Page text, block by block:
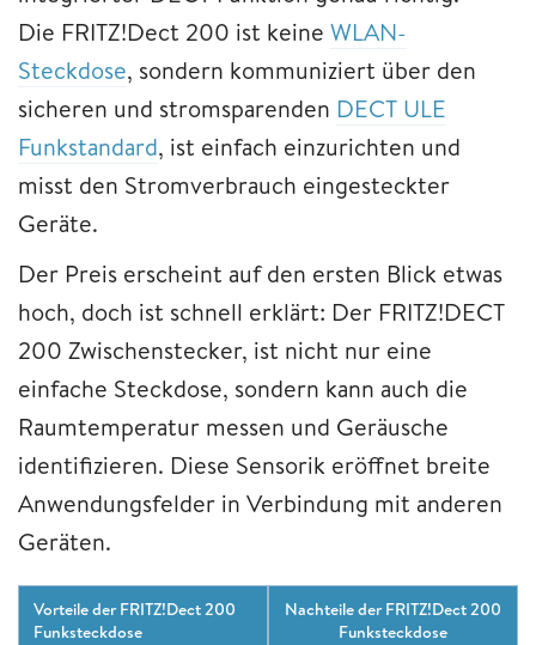
Die FRITZ!Dect 200 ist keine WLAN-
Steckdose, sondern kommuniziert über den
sicheren und stromsparenden DECT ULE
Funkstandard, ist einfach einzurichten und
misst den Stromverbrauch eingesteckter
Geräte.
Der Preis erscheint auf den ersten Blick etwas
hoch, doch ist schnell erklärt: Der FRITZ!DECT
200 Zwischenstecker, ist nicht nur eine
einfache Steckdose, sondern kann auch die
Raumtemperatur messen und Geräusche
identifizieren. Diese Sensorik eröffnet breite
Anwendungsfelder in Verbindung mit anderen
Geräten.
Vorteile der FRITZ!Dect 200
Funksteckdose
Nachteile der FRITZ!Dect 200
Funksteckdose